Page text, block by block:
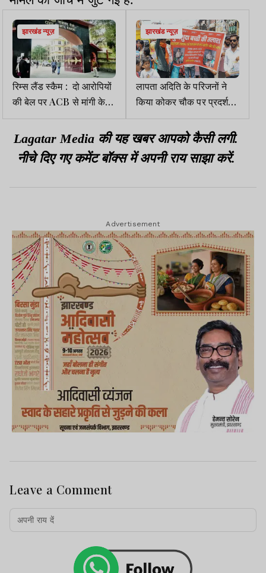
झारखंड न्यूज़
रिम्स लैंड स्कैम : दो आरोपियों
की बेल पर ACB से मांगी केस
डायरी
झारखंड न्यूज़
लापता अदिति के परिजनों ने
किया कोकर चौक पर प्रदर्शन,
जांच तेज करने की मांग
Lagatar Media की यह खबर आपको कैसी लगी.
नीचे दिए गए कमेंट बॉक्स में अपनी राय साझा करें.
Advertisement
Leave a Comment